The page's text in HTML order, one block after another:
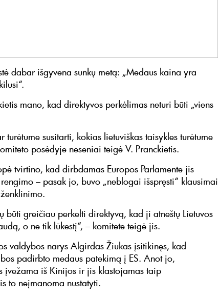
dabar išgyvena sunkų metą: „Medaus kaina yra
mano, kad direktyvos perkėlimas neturi būti „viens
turėtume susitarti, kokias lietuviškas taisykles turėtume
posėdyje neseniai teigė V. Pranckietis.
tvirtino, kad dirbdamas Europos Parlamente jis
– pasak jo, buvo „neblogai išspręsti“ klausimai
ženklinimo.
būti greičiau perkelti direktyvą, kad ji atneštų Lietuvos
o ne tik lūkestį“, – komitete teigė jis.
valdybos narys Algirdas Žiukas įsitikinęs, kad
padirbto medaus patekimą į ES. Anot jo,
įvežama iš Kinijos ir jis klastojamas taip
to neįmanoma nustatyti.